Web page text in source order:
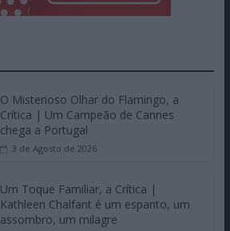
O Misterioso Olhar do Flamingo, a
Crítica | Um Campeão de Cannes
chega a Portugal
3 de Agosto de 2026
Um Toque Familiar, a Crítica |
Kathleen Chalfant é um espanto, um
assombro, um milagre